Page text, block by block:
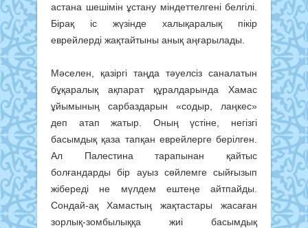
астана шешімін ұстану міндеттелгені белгілі.
Бірақ іс жү­зінде халықаралық пікір
еврейлерді жақтайтыны анық аңғарылады.
Мәселен, қазіргі таңда тәуелсіз саналатын
бұқаралық ақпарат құралдарында Хамас
ұйымының сарбаздарын «содыр, лаңкес»
деп атап жатыр. Оның үстіне, негізгі
басымдық қаза тапқан еврейлерге берілген.
Ал Палестина тарапынан қайтыс
болғандарды бір ауыз сөйлемге сыйғызып
жібереді не мүлдем ештеңе айтпайды.
Сондай-ақ Хамастың жақтастары жасаған
зорлық-зомбылыққа жиі басымдық